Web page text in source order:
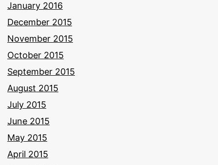
January 2016
December 2015
November 2015
October 2015
September 2015
August 2015
July 2015
June 2015
May 2015
April 2015